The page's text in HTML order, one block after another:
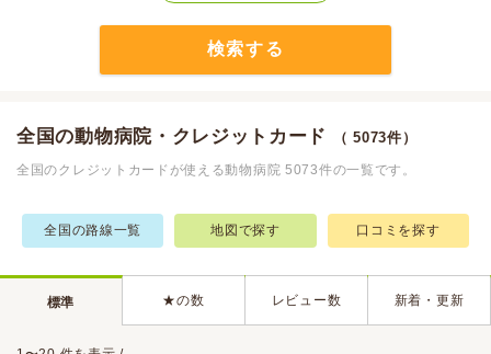
検索する
全国の動物病院・クレジットカード （ 5073件）
全国のクレジットカードが使える動物病院 5073件の一覧です。
全国の路線一覧 地図で探す 口コミを探す
標準 ★の数 レビュー数 新着・更新